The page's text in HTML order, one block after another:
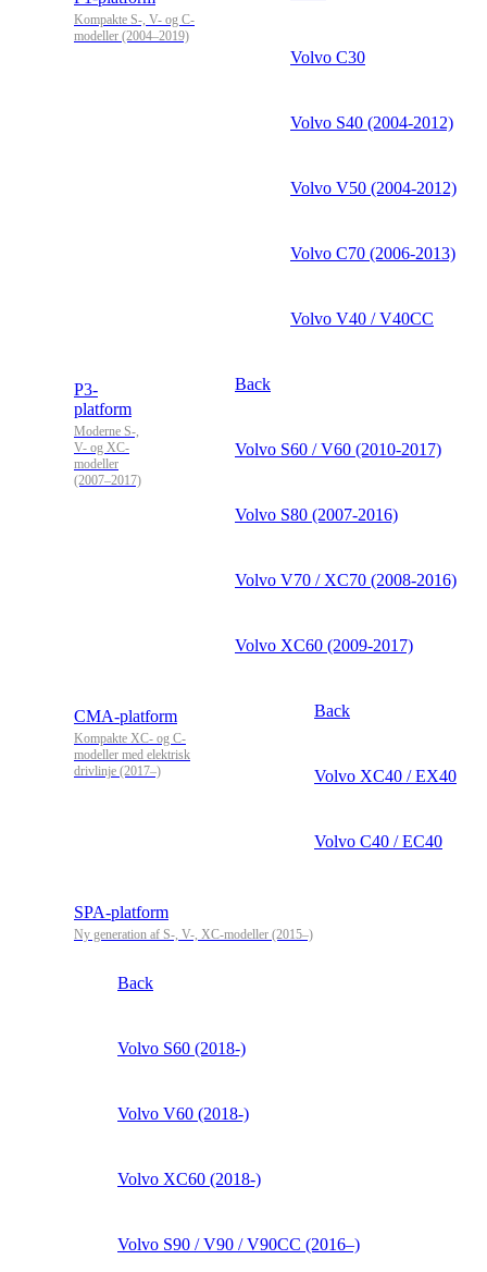
Kompakte S-, V- og C-
modeller (2004–2019)
Volvo C30
Volvo S40 (2004-2012)
Volvo V50 (2004-2012)
Volvo C70 (2006-2013)
Volvo V40 / V40CC
P3-
platform
Moderne S-,
V- og XC-
modeller
(2007–2017)
Back
Volvo S60 / V60 (2010-2017)
Volvo S80 (2007-2016)
Volvo V70 / XC70 (2008-2016)
Volvo XC60 (2009-2017)
CMA-platform
Kompakte XC- og C-
modeller med elektrisk
drivlinje (2017–)
Back
Volvo XC40 / EX40
Volvo C40 / EC40
SPA-platform
Ny generation af S-, V-, XC-modeller (2015–)
Back
Volvo S60 (2018-)
Volvo V60 (2018-)
Volvo XC60 (2018-)
Volvo S90 / V90 / V90CC (2016–)